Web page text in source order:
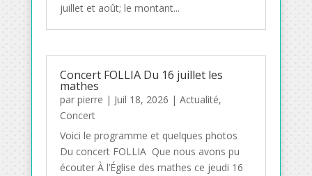
juillet et août; le montant...
Concert FOLLIA Du 16 juillet les
mathes
par pierre | Juil 18, 2026 | Actualité,
Concert
Voici le programme et quelques photos
Du concert FOLLIA Que nous avons pu
écouter À l’Église des mathes ce jeudi 16